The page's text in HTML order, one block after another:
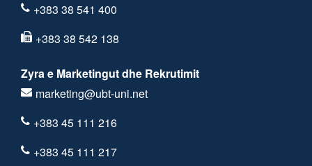
+383 38 541 400
+383 38 542 138
Zyra e Marketingut dhe Rekrutimit
marketing@ubt-uni.net
+383 45 111 216
+383 45 111 217